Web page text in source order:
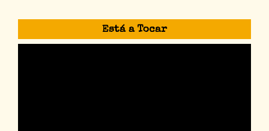
Está a Tocar